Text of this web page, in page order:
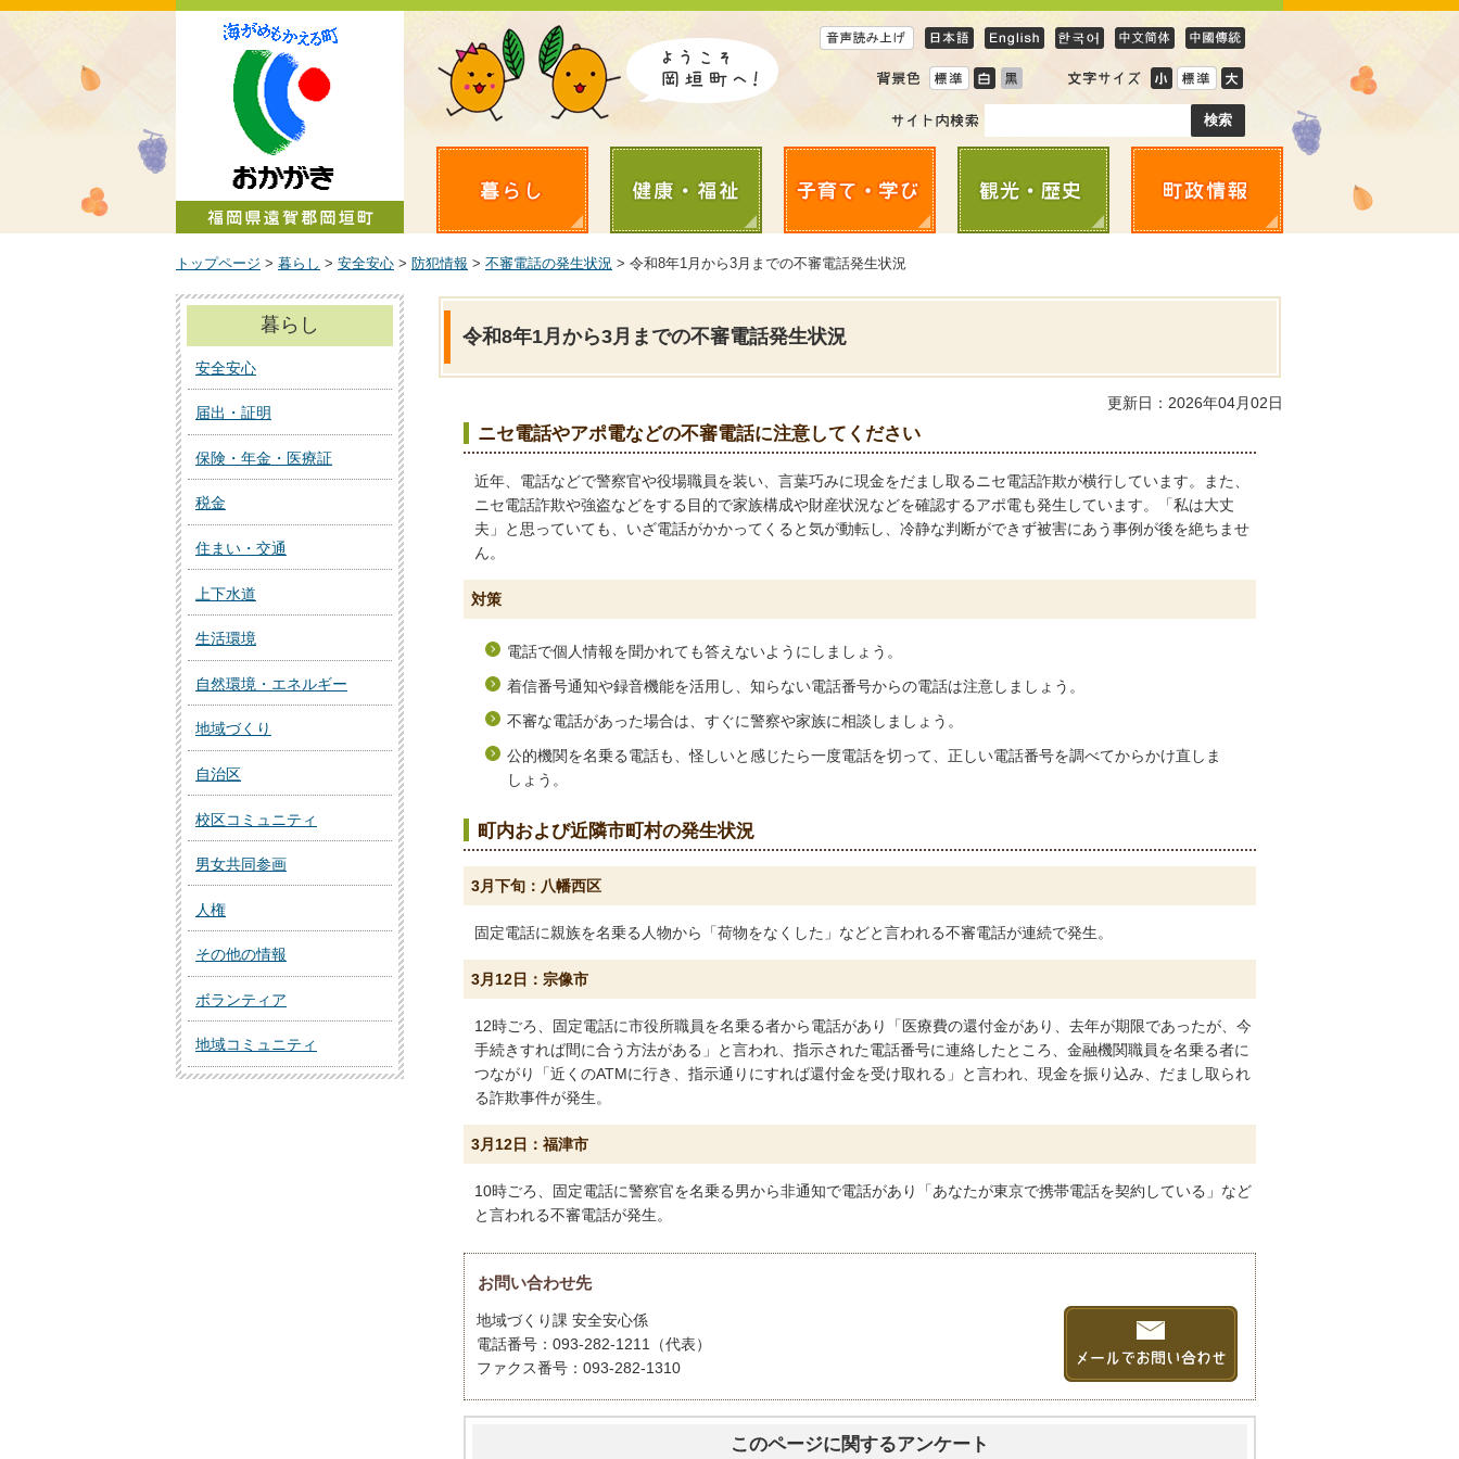
トップページ > 暮らし > 安全安心 > 防犯情報 > 不審電話の発生状況 > 令和8年1月から3月までの不審電話発生状況
令和8年1月から3月までの不審電話発生状況
更新日：2026年04月02日
ニセ電話やアポ電などの不審電話に注意してください
近年、電話などで警察官や役場職員を装い、言葉巧みに現金をだまし取るニセ電話詐欺が横行しています。また、
ニセ電話詐欺や強盗などをする目的で家族構成や財産状況などを確認するアポ電も発生しています。「私は大丈
夫」と思っていても、いざ電話がかかってくると気が動転し、冷静な判断ができず被害にあう事例が後を絶ちませ
ん。
対策
電話で個人情報を聞かれても答えないようにしましょう。
着信番号通知や録音機能を活用し、知らない電話番号からの電話は注意しましょう。
不審な電話があった場合は、すぐに警察や家族に相談しましょう。
公的機関を名乗る電話も、怪しいと感じたら一度電話を切って、正しい電話番号を調べてからかけ直しま
しょう。
町内および近隣市町村の発生状況
3月下旬：八幡西区
固定電話に親族を名乗る人物から「荷物をなくした」などと言われる不審電話が連続で発生。
3月12日：宗像市
12時ごろ、固定電話に市役所職員を名乗る者から電話があり「医療費の還付金があり、去年が期限であったが、今
手続きすれば間に合う方法がある」と言われ、指示された電話番号に連絡したところ、金融機関職員を名乗る者に
つながり「近くのATMに行き、指示通りにすれば還付金を受け取れる」と言われ、現金を振り込み、だまし取られ
る詐欺事件が発生。
3月12日：福津市
10時ごろ、固定電話に警察官を名乗る男から非通知で電話があり「あなたが東京で携帯電話を契約している」など
と言われる不審電話が発生。
お問い合わせ先
地域づくり課 安全安心係
電話番号：093-282-1211（代表）
ファクス番号：093-282-1310
このページに関するアンケート
暮らし
安全安心
届出・証明
保険・年金・医療証
税金
住まい・交通
上下水道
生活環境
自然環境・エネルギー
地域づくり
自治区
校区コミュニティ
男女共同参画
人権
その他の情報
ボランティア
地域コミュニティ